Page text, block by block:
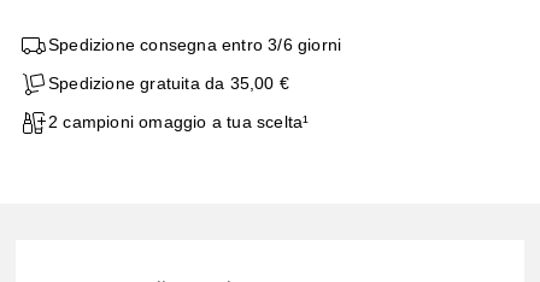
Spedizione consegna entro 3/6 giorni
Spedizione gratuita da 35,00 €
2 campioni omaggio a tua scelta¹